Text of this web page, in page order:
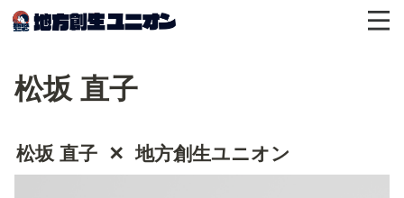
松坂 直子
松坂 直子  ✕  地方創生ユニオン